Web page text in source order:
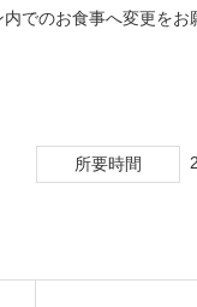
でのお食事へ変更をお
所要時間